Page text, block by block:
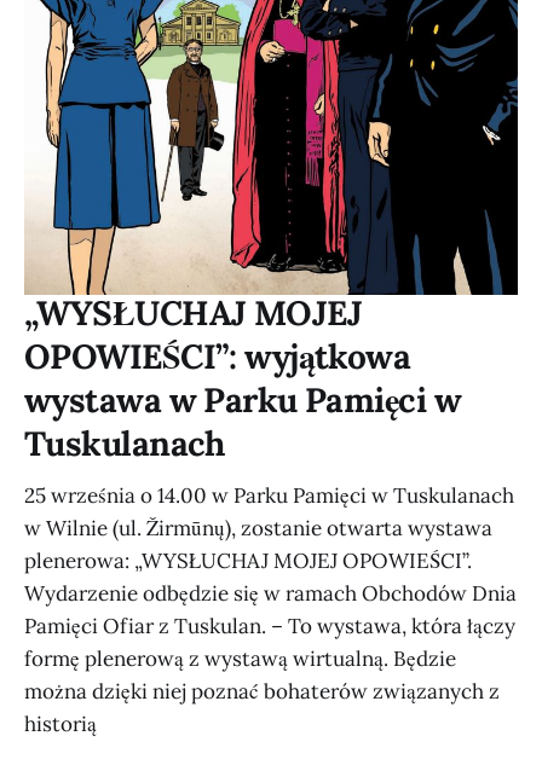
„WYSŁUCHAJ MOJEJ
OPOWIEŚCI”: wyjątkowa
wystawa w Parku Pamięci w
Tuskulanach
25 września o 14.00 w Parku Pamięci w Tuskulanach
w Wilnie (ul. Žirmūnų), zostanie otwarta wystawa
plenerowa: „WYSŁUCHAJ MOJEJ OPOWIEŚCI”.
Wydarzenie odbędzie się w ramach Obchodów Dnia
Pamięci Ofiar z Tuskulan. – To wystawa, która łączy
formę plenerową z wystawą wirtualną. Będzie
można dzięki niej poznać bohaterów związanych z
historią